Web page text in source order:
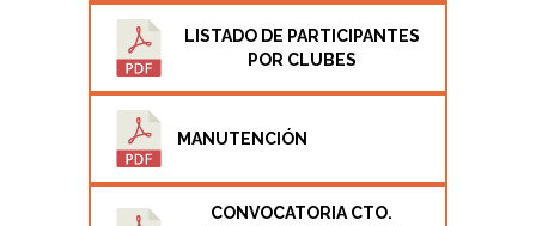
LISTADO DE PARTICIPANTES
POR CLUBES
MANUTENCIÓN
CONVOCATORIA CTO.